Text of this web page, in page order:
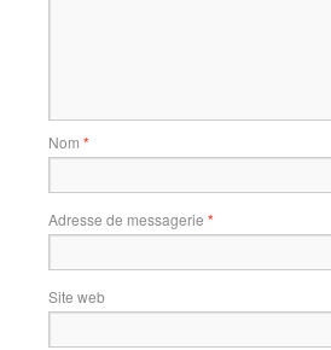
Nom *
Adresse de messagerie *
Site web